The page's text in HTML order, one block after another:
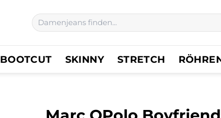
Suchen
nach:
BOOTCUT SKINNY STRETCH